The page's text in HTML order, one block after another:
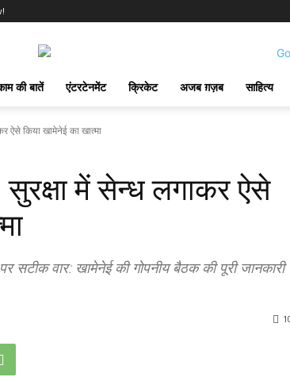
की बातें एंटरटेनमेंट क्रिकेट अजब ग़ज़ब साहित्य
ऐसे किया खामेनेई का खात्मा
में सेन्ध लगाकर ऐसे
सटीक वार: खामेनेई की गोपनीय बैठक की पूरी जानकारी